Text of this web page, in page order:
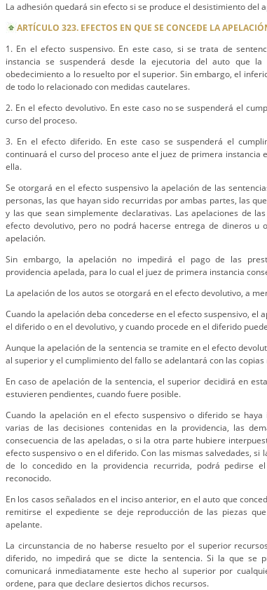
La adhesión quedará sin efecto si se produce el desistimiento del
ARTÍCULO 323. EFECTOS EN QUE SE CONCEDE LA
1. En el efecto suspensivo. En este caso, si se trata de
instancia se suspenderá desde la ejecutoria del auto que
obedecimiento a lo resuelto por el superior. Sin embargo, el
de todo lo relacionado con medidas cautelares.
2. En el efecto devolutivo. En este caso no se suspenderá el
curso del proceso.
3. En el efecto diferido. En este caso se suspenderá el
continuará el curso del proceso ante el juez de primera instancia
ella.
Se otorgará en el efecto suspensivo la apelación de las
personas, las que hayan sido recurridas por ambas partes, las
y las que sean simplemente declarativas. Las apelaciones de
efecto devolutivo, pero no podrá hacerse entrega de dineros u
apelación.
Sin embargo, la apelación no impedirá el pago de las
providencia apelada, para lo cual el juez de primera instancia
La apelación de los autos se otorgará en el efecto devolutivo, a
Cuando la apelación deba concederse en el efecto suspensivo, el
el diferido o en el devolutivo, y cuando procede en el diferido
Aunque la apelación de la sentencia se tramite en el efecto
al superior y el cumplimiento del fallo se adelantará con las copias
En caso de apelación de la sentencia, el superior decidirá en
estuvieren pendientes, cuando fuere posible.
Cuando la apelación en el efecto suspensivo o diferido se
varias de las decisiones contenidas en la providencia, las
consecuencia de las apeladas, o si la otra parte hubiere
efecto suspensivo o en el diferido. Con las mismas salvedades,
de lo concedido en la providencia recurrida, podrá pedirse
reconocido.
En los casos señalados en el inciso anterior, en el auto que
remitirse el expediente se deje reproducción de las piezas
apelante.
La circunstancia de no haberse resuelto por el superior
diferido, no impedirá que se dicte la sentencia. Si la que se
comunicará inmediatamente este hecho al superior por
ordene, para que declare desiertos dichos recursos.